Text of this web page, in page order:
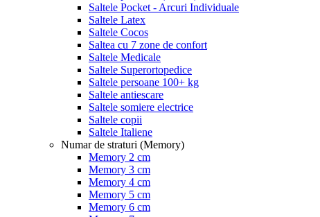
Saltele Pocket - Arcuri Individuale
Saltele Latex
Saltele Cocos
Saltea cu 7 zone de confort
Saltele Medicale
Saltele Superortopedice
Saltele persoane 100+ kg
Saltele antiescare
Saltele somiere electrice
Saltele copii
Saltele Italiene
Numar de straturi (Memory)
Memory 2 cm
Memory 3 cm
Memory 4 cm
Memory 5 cm
Memory 6 cm